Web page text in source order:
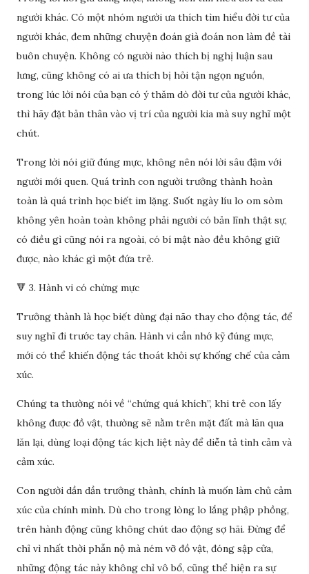
người khác. Có một nhóm người ưa thích tìm hiểu đời tư của
người khác, đem những chuyện đoán già đoán non làm đề tài
buôn chuyện. Không có người nào thích bị nghị luận sau
lưng, cũng không có ai ưa thích bị hỏi tận ngọn nguồn,
trong lúc lời nói của bạn có ý thăm dò đời tư của người khác,
thì hãy đặt bản thân vào vị trí của người kia mà suy nghĩ một
chút.
Trong lời nói giữ đúng mực, không nên nói lời sâu đậm với
người mới quen. Quá trình con người trưởng thành hoàn
toàn là quá trình học biết im lặng. Suốt ngày líu lo om sòm
không yên hoàn toàn không phải người có bản lĩnh thật sự,
có điều gì cũng nói ra ngoài, có bí mật nào đều không giữ
được, nào khác gì một đứa trẻ.
🔻 3. Hành vi có chừng mực
Trưởng thành là học biết dùng đại não thay cho động tác, để
suy nghĩ đi trước tay chân. Hành vi cần nhớ kỹ đúng mực,
mới có thể khiến động tác thoát khỏi sự khống chế của cảm
xúc.
Chúng ta thường nói về “chứng quá khích”, khi trẻ con lấy
không được đồ vật, thường sẽ nằm trên mặt đất mà lăn qua
lăn lại, dùng loại động tác kịch liệt này để diễn tả tình cảm và
cảm xúc.
Con người dần dần trưởng thành, chính là muốn làm chủ cảm
xúc của chính mình. Dù cho trong lòng lo lắng phập phồng,
trên hành động cũng không chút dao động sợ hãi. Đừng để
chỉ vì nhất thời phẫn nộ mà ném vỡ đồ vật, đóng sập cửa,
những động tác này không chỉ vô bổ, cũng thể hiện ra sự